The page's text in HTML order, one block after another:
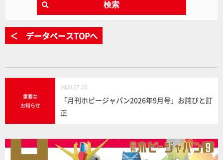
検索
＜ データベースTOPへ
重要な
お知らせ
2026.07.25
「月刊ホビージャパン2026年9月号」お詫びと訂
正